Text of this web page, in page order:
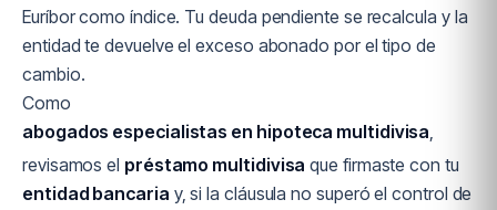
Euríbor como índice. Tu deuda pendiente se recalcula y la
entidad te devuelve el exceso abonado por el tipo de
cambio.
Como
abogados especialistas en hipoteca multidivisa,
revisamos el préstamo multidivisa que firmaste con tu
entidad bancaria y, si la cláusula no superó el control de